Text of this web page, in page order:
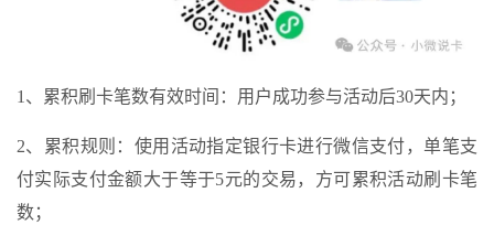
1、累积刷卡笔数有效时间：用户成功参与活动后30天内；
2、累积规则：使用活动指定银行卡进行微信支付，单笔支
付实际支付金额大于等于5元的交易，方可累积活动刷卡笔
数；